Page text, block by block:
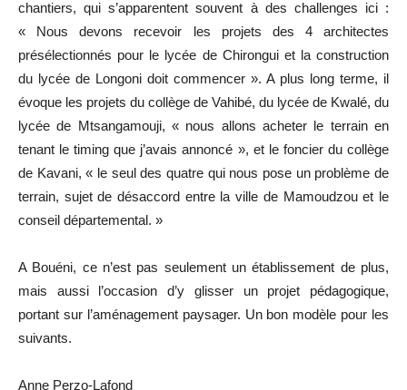
chantiers, qui s’apparentent souvent à des challenges ici :
« Nous devons recevoir les projets des 4 architectes
présélectionnés pour le lycée de Chirongui et la construction
du lycée de Longoni doit commencer ». A plus long terme, il
évoque les projets du collège de Vahibé, du lycée de Kwalé, du
lycée de Mtsangamouji, « nous allons acheter le terrain en
tenant le timing que j’avais annoncé », et le foncier du collège
de Kavani, « le seul des quatre qui nous pose un problème de
terrain, sujet de désaccord entre la ville de Mamoudzou et le
conseil départemental. »
A Bouéni, ce n’est pas seulement un établissement de plus,
mais aussi l’occasion d’y glisser un projet pédagogique,
portant sur l’aménagement paysager. Un bon modèle pour les
suivants.
Anne Perzo-Lafond